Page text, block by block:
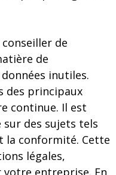
de
de
inutiles.
des principaux
continue. Il est
des sujets tels
la conformité. Cette
légales,
entreprise. En